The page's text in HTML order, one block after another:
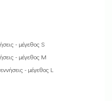
- μέγεθος S
- μέγεθος M
- μέγεθος L